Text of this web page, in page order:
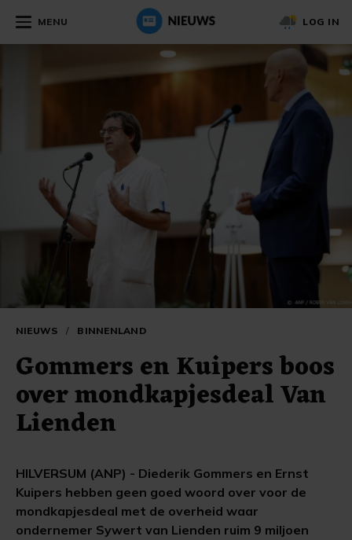
MENU LOG IN
NIEUWS / BINNENLAND
Gommers en Kuipers boos
over mondkapjesdeal Van
Lienden
HILVERSUM (ANP) - Diederik Gommers en Ernst
Kuipers hebben geen goed woord over voor de
mondkapjesdeal met de overheid waar
ondernemer Sywert van Lienden ruim 9 miljoen